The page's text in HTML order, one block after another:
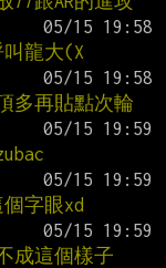
龍大(X
多再貼點次輪
字眼xd
成這個樣子